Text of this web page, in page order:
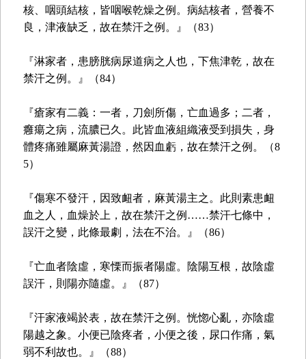
核、咽頭結核，皆咽喉乾燥之例。病結核者，營養不
良，津液缺乏，故在禁汗之例。』（83）
『淋家者，患膀胱病尿道病之人也，下焦津乾，故在
禁汗之例。』（84）
『瘡家有二義：一者，刀劍所傷，亡血過多；二者，
癰瘍之病，流膿已久。此皆血液組織液受到損失，身
體疼痛雖屬麻黃湯證，然因血虧，故在禁汗之例。（8
5）
『傷寒不發汗，因致衄者，麻黃湯主之。此則素患衄
血之人，血燥於上，故在禁汗之例……禁汗七條中，
誤汗之變，此條最劇，法在不治。』（86）
『亡血者陰虛，寒慄而振者陽虛。陰陽互根，故陰虛
誤汗，則陽亦隨虛。』（87）
『汗家液竭於表，故在禁汗之例。恍惚心亂，亦陰虛
陽越之象。小便已陰疼者，小便之後，尿口作痛，氣
弱不利故也。』（88）